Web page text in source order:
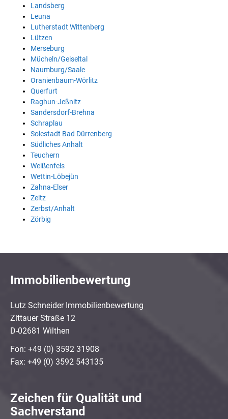
Landsberg
Leuna
Lutherstadt Wittenberg
Lützen
Merseburg
Mücheln/Geiseltal
Naumburg/Saale
Oranienbaum-Wörlitz
Querfurt
Raghun-Jeßnitz
Sandersdorf-Brehna
Schraplau
Solestadt Bad Dürrenberg
Südliches Anhalt
Teuchern
Weißenfels
Wettin-Löbejün
Zahna-Elser
Zeitz
Zerbst/Anhalt
Zörbig
Immobilienbewertung
Lutz Schneider Immobilienbewertung
Zittauer Straße 12
D-02681 Wilthen
Fon: +49 (0) 3592 31908
Fax: +49 (0) 3592 543135
Zeichen für Qualität und
Sachverstand